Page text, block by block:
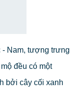
- Nam, tượng trưng
đều có một
bởi cây cối xanh